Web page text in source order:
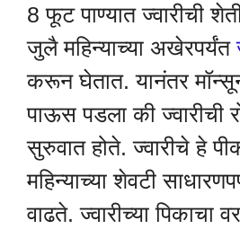
8 फूट पाण्यात ज्वारीची
जुलै महिन्याच्या अखेरपर्यंत
करून घेतात. यानंतर
पाऊस पडला की ज्वारीची
सुरुवात होते. ज्वारीचे हे
महिन्याच्या शेवटी
वाढते. ज्वारीच्या पिकाचा